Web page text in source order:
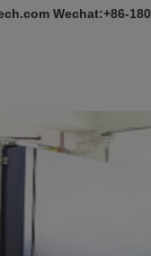
Wechat:+86-